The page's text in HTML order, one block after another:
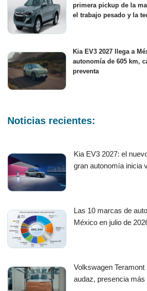
primera pickup de la
el trabajo pesado y la
Kia EV3 2027 llega a
autonomía de 605 km,
preventa
Noticias recientes:
Kia EV3 2027: el
gran autonomía inicia
Las 10 marcas de
México en julio de
Volkswagen
audaz, presencia más